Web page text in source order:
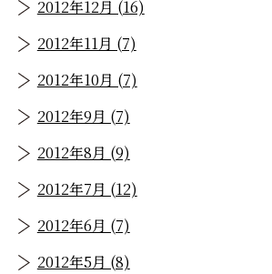
2012年12月 (16)
2012年11月 (7)
2012年10月 (7)
2012年9月 (7)
2012年8月 (9)
2012年7月 (12)
2012年6月 (7)
2012年5月 (8)